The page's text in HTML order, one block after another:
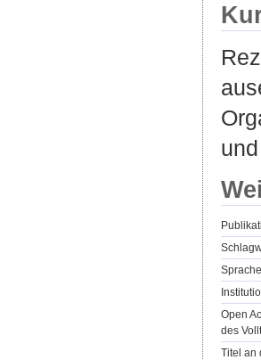
Open
des
Titel an